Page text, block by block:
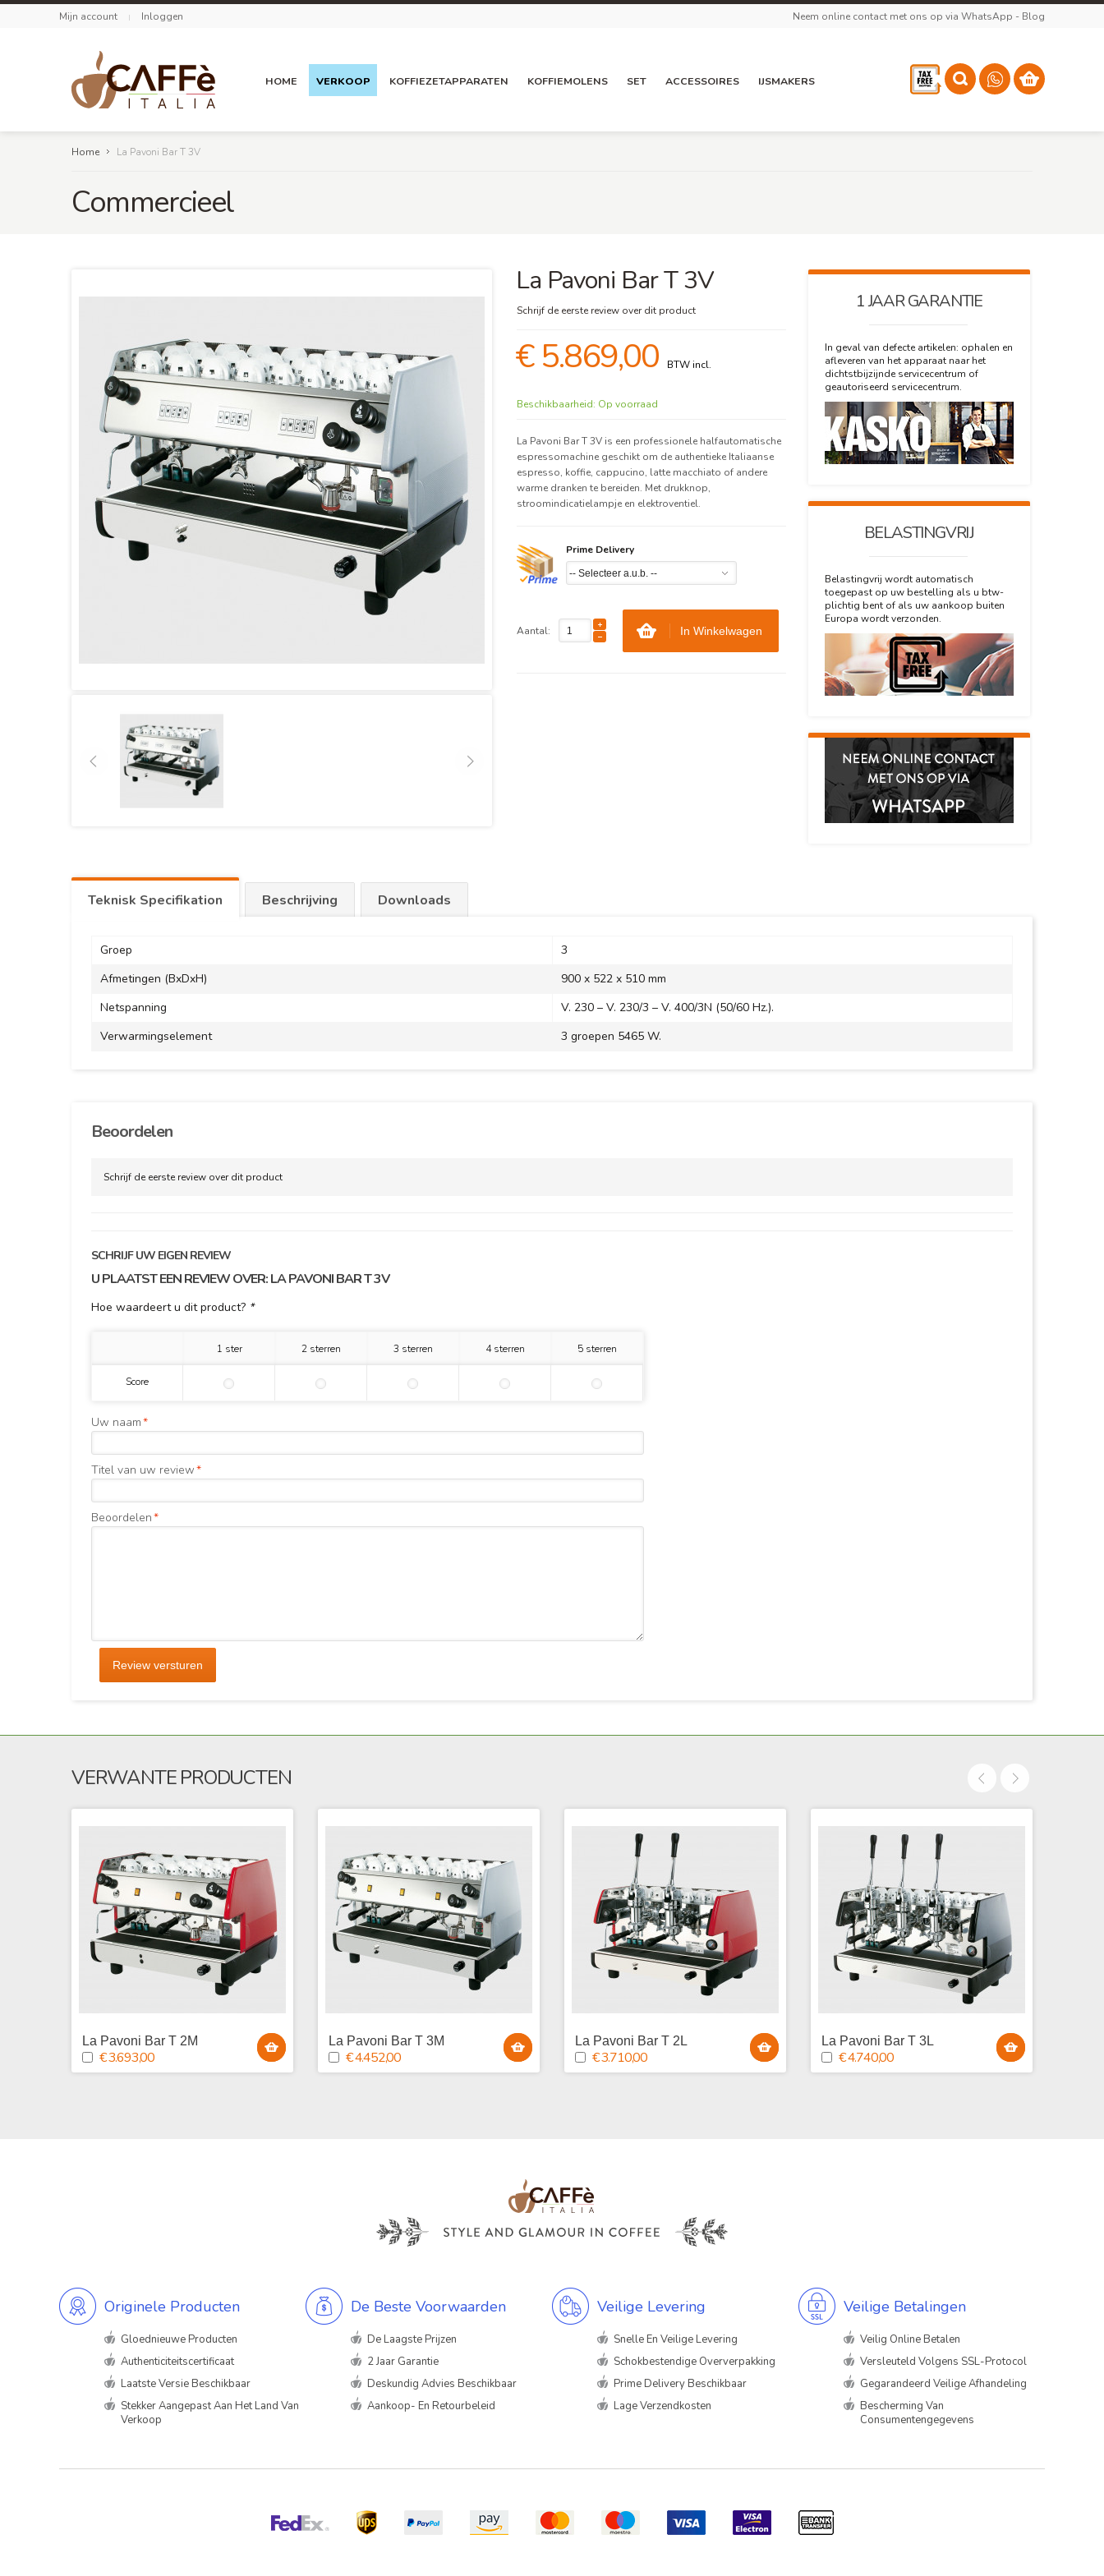
Mijn account Inloggen Neem online contact met ons op via WhatsApp - Blog
HOME VERKOOP KOFFIEZETAPPARATEN KOFFIEMOLENS SET ACCESSOIRES IJSMAKERS
Home La Pavoni Bar T 3V
Commercieel
1 JAAR GARANTIE
In geval van defecte artikelen: ophalen en
afleveren van het apparaat naar het
dichtstbijzijnde servicecentrum of
geautoriseerd servicecentrum.
BELASTINGVRIJ
Belastingvrij wordt automatisch
toegepast op uw bestelling als u btw-
plichtig bent of als uw aankoop buiten
Europa wordt verzonden.
La Pavoni Bar T 3V
Schrijf de eerste review over dit product
€ 5.869,00
Beschikbaarheid: Op voorraad
La Pavoni Bar T 3V is een professionele halfautomatische
espressomachine geschikt om de authentieke Italiaanse
espresso, koffie, cappucino, latte macchiato of andere
warme dranken te bereiden. Met drukknop,
stroomindicatielampje en elektroventiel.
Prime Delivery
Aantal: In Winkelwagen
Teknisk Specifikation Beschrijving Downloads
Groep
3
Afmetingen (BxDxH)
900 x 522 x 510 mm
Netspanning
V. 230 – V. 230/3 – V. 400/3N (50/60 Hz.).
Verwarmingselement
3 groepen 5465 W.
Beoordelen
Schrijf de eerste review over dit product
SCHRIJF UW EIGEN REVIEW
U PLAATST EEN REVIEW OVER:LA PAVONI BAR T 3V
Hoe waardeert u dit product? *
1 ster 2 sterren 3 sterren 4 sterren 5 sterren
Score
*
Uw naam
*
Titel van uw review
*
Beoordelen
Review versturen
VERWANTE PRODUCTEN
La Pavoni Bar T 2M
€ 3.693,00
La Pavoni Bar T 3M
€ 4.452,00
La Pavoni Bar T 2L
€ 3.710,00
La Pavoni Bar T 3L
€ 4.740,00
Originele Producten
Gloednieuwe Producten
Authenticiteitscertificaat
Laatste Versie Beschikbaar
Stekker Aangepast Aan Het Land Van
Verkoop
De Beste Voorwaarden
De Laagste Prijzen
2 Jaar Garantie
Deskundig Advies Beschikbaar
Aankoop- En Retourbeleid
Veilige Levering
Snelle En Veilige Levering
Schokbestendige Oververpakking
Prime Delivery Beschikbaar
Lage Verzendkosten
Veilige Betalingen
Veilig Online Betalen
Versleuteld Volgens SSL-Protocol
Gegarandeerd Veilige Afhandeling
Bescherming Van
Consumentengegevens